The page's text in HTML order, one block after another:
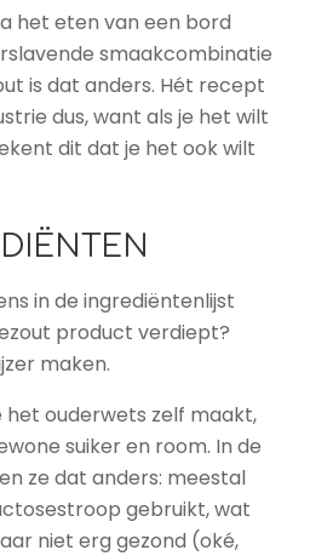
het eten van een bord
smaakcombinatie
is dat anders. Hét recept
dus, want als je het wilt
dit dat je het ook wilt
in de ingrediëntenlijst
product verdiept?
maken.
het ouderwets zelf maakt,
suiker en room. In de
ze dat anders: meestal
gebruikt, wat
niet erg gezond (oké,